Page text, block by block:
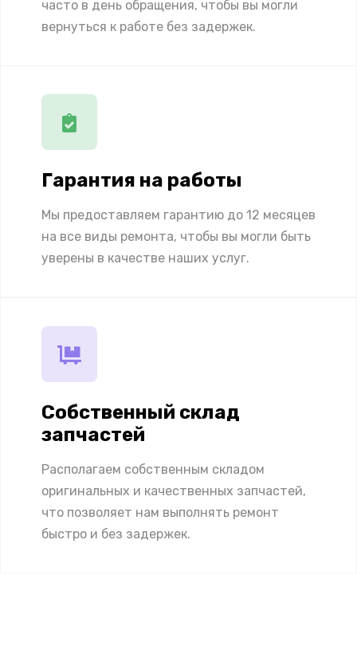
часто в день обращения, чтобы вы могли
вернуться к работе без задержек.
Гарантия на работы
Мы предоставляем гарантию до 12 месяцев
на все виды ремонта, чтобы вы могли быть
уверены в качестве наших услуг.
Собственный склад
запчастей
Располагаем собственным складом
оригинальных и качественных запчастей,
что позволяет нам выполнять ремонт
быстро и без задержек.